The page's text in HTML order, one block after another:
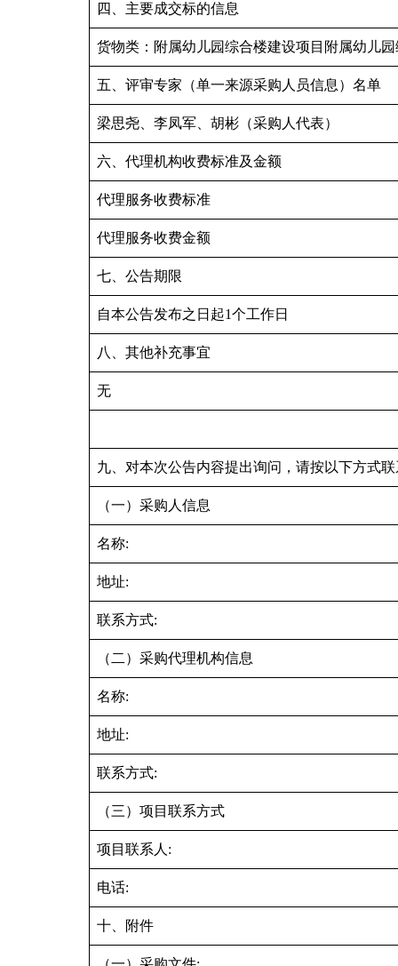
四、主要成交标的信息
货物类：附属幼儿园综合楼建设项目附属幼儿
五、评审专家（单一来源采购人员信息）名单
梁思尧、李凤军、胡彬（采购人代表）
六、代理机构收费标准及金额
代理服务收费标准
代理服务收费金额
七、公告期限
自本公告发布之日起1个工作日
八、其他补充事宜
无
九、对本次公告内容提出询问，请按以下方式联
（一）采购人信息
名称:
地址:
联系方式:
（二）采购代理机构信息
名称:
地址:
联系方式:
（三）项目联系方式
项目联系人:
电话:
十、附件